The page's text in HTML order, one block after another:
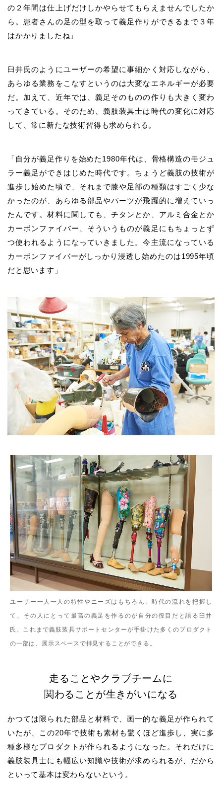
の２年間は仕上げだけしかやらせてもらえませんでしたか
ら。患者さんの足の型を取って義足作りができるまで３年
はかかりましたね」
臼井氏のようにユーザーの希望に事細かく対応しながら、
あらゆる業務をこなすというのは大変なエネルギーが必要
だ。加えて、近年では、義足そのものの作りも大きく変わ
ってきている。そのため、義肢装具士は時代の変化に対応
して、常に新たな技術習得も求められる。
「自分が義足作りを始めた1980年代は、骨格構造のモジュ
ラー義足ができはじめた時代です。ちょうど義肢の技術が
進歩し始めた頃で、それまで膝や足部の種類はすごく少な
かったのが、あらゆる部品やパーツが飛躍的に増えていっ
たんです。材料に関しても、チタンとか、アルミ合金とか
カーボンファイバー、そういうものが義足にもちょっとず
つ使われるようになっていきました。今主流になっている
カーボンファイバーがしっかり浸透し始めたのは1995年頃
だと思います」
ユーザー一人一人の特性やニーズはもちろん、時代の流れを把握し
て、その人にとって最高の義足を作るのが自分の役目だと語る臼井
氏。これまで義肢装具サポートセンターが手掛けた多くのプロダクト
の一部は、展示スペースで拝見することができる。
走ることやクラブチームに
関わることが生きがいになる
かつては限られた部品と材料で、画一的な義足が作られて
いたが、この20年で技術も素材も驚くほど進歩し、実に多
種多様なプロダクトが作られるようになった。それだけに
義肢装具士にも幅広い知識や技術が求められるが、だから
といって基本は変わらないという。